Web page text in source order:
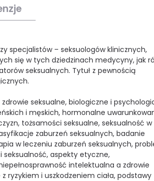
specjalistów – seksuologów klinicznych,
się w tych dziedzinach medycyny, jak
seksualnych. Tytuł z pewnością
seksualne, biologiczne i
i męskich, hormonalne
tożsamości seksualne, seksualność w
zaburzeń seksualnych, badanie
w leczeniu zaburzeń seksualnych,
aspekty etyczne,
intelektualna a zdrowie
ryzykiem i uszkodzeniem ciała, podstawy